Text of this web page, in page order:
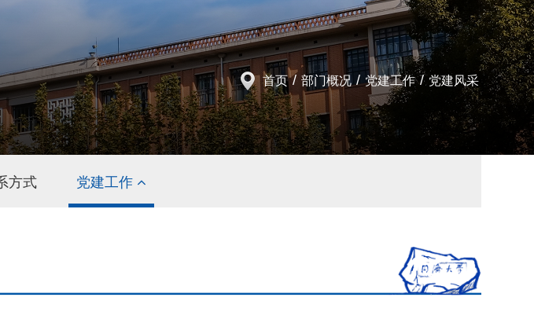
首页 / 部门概况 / 党建工作 / 党建风采
方式 党建工作